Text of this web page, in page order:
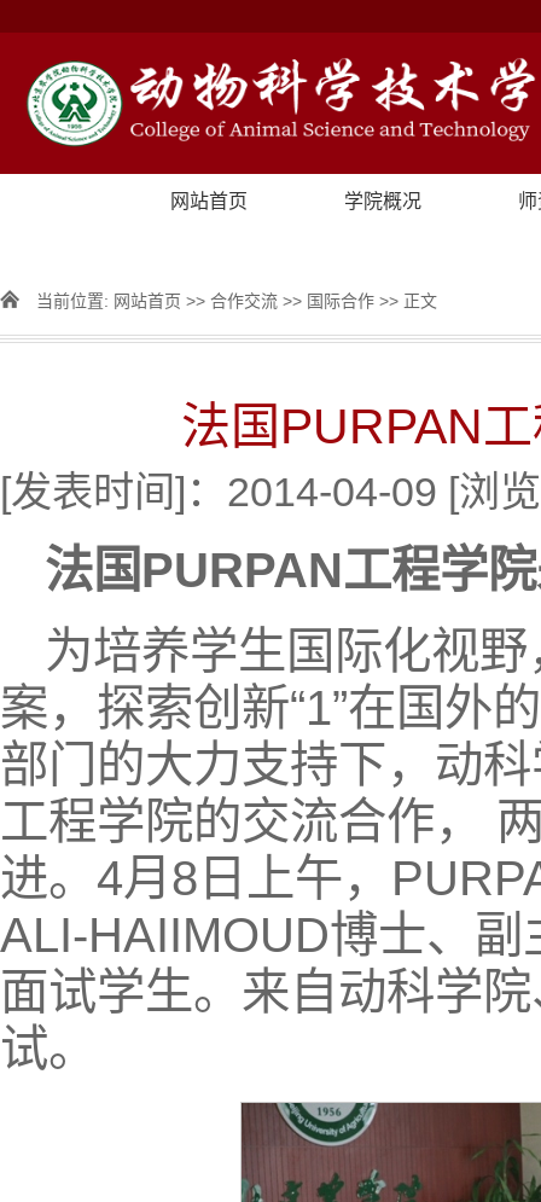
网站首页 学院概况
当前位置: 网站首页 >> 合作交流 >> 国际合作 >> 正文
法国PURPAN
[发表时间]：2014-04-09 [浏
法国PURPAN工程学
为培养学生国际化视
案，探索创新“1”在国外
部门的大力支持下，动
工程学院的交流合作，
进。4月8日上午，
ALI-HAIIMOUD博士、
面试学生。来自动科学
试。